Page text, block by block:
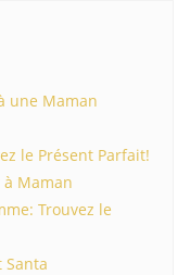
une Maman
le Présent Parfait!
Maman
Trouvez le
Santa